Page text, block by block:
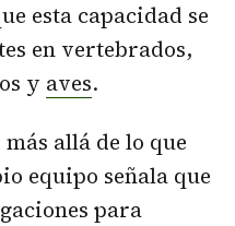
esta capacidad se
en vertebrados,
y aves.
allá de lo que
equipo señala que
para